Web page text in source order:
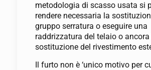
metodologia di scasso usata si
rendere necessaria la
gruppo serratura o eseguire una
raddrizzatura del telaio o ancora
sostituzione del rivestimento
Il furto non è ‘unico motivo per